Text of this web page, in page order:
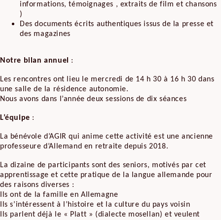
informations, témoignages , extraits de film et chansons
)
Des documents écrits authentiques issus de la presse et
des magazines
Notre bilan annuel :
Les rencontres ont lieu le mercredi de 14 h 30 à 16 h 30 dans
une salle de la résidence autonomie.
Nous avons dans l’année deux sessions de dix séances
L’équipe :
La bénévole d’AGIR qui anime cette activité est une ancienne
professeure d’Allemand en retraite depuis 2018.
La dizaine de participants sont des seniors, motivés par cet
apprentissage et cette pratique de la langue allemande pour
des raisons diverses :
Ils ont de la famille en Allemagne
Ils s’intéressent à l’histoire et la culture du pays voisin
Ils parlent déjà le « Platt » (dialecte mosellan) et veulent